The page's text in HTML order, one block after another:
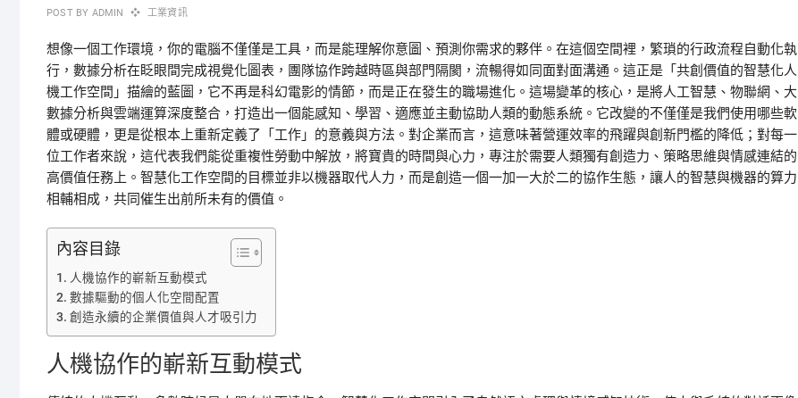
POST BY ADMIN 工業資訊
想像一個工作環境，你的電腦不僅僅是工具，而是能理解你意圖、預測你需求的夥伴。在這個空間裡，繁瑣的行政流程自動化執
行，數據分析在眨眼間完成視覺化圖表，團隊協作跨越時區與部門隔閡，流暢得如同面對面溝通。這正是「共創價值的智慧化人
機工作空間」描繪的藍圖，它不再是科幻電影的情節，而是正在發生的職場進化。這場變革的核心，是將人工智慧、物聯網、大
數據分析與雲端運算深度整合，打造出一個能感知、學習、適應並主動協助人類的動態系統。它改變的不僅僅是我們使用哪些軟
體或硬體，更是從根本上重新定義了「工作」的意義與方法。對企業而言，這意味著營運效率的飛躍與創新門檻的降低；對每一
位工作者來說，這代表我們能從重複性勞動中解放，將寶貴的時間與心力，專注於需要人類獨有創造力、策略思維與情感連結的
高價值任務上。智慧化工作空間的目標並非以機器取代人力，而是創造一個一加一大於二的協作生態，讓人的智慧與機器的算力
相輔相成，共同催生出前所未有的價值。
內容目錄
人機協作的嶄新互動模式
數據驅動的個人化空間配置
創造永續的企業價值與人才吸引力
人機協作的嶄新互動模式